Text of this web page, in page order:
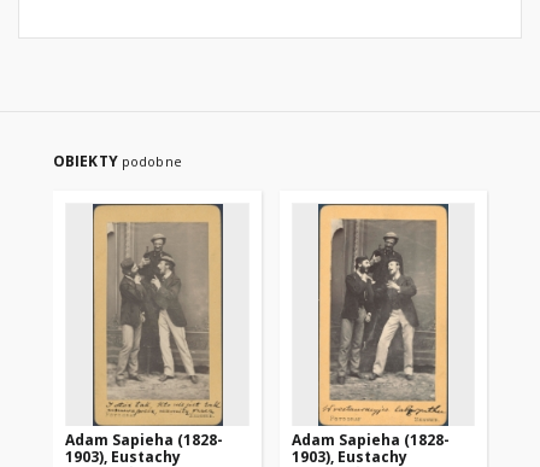
OBIEKTY podobne
Adam Sapieha (1828-
1903), Eustachy
Adam Sapieha (1828-
1903), Eustachy